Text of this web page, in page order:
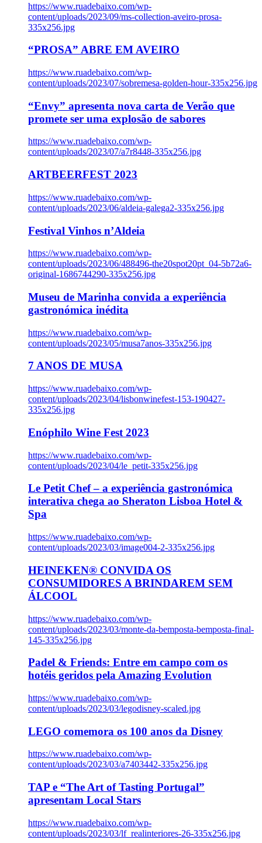
https://www.ruadebaixo.com/wp-
content/uploads/2023/09/ms-collection-aveiro-prosa-
335x256.jpg
“PROSA” ABRE EM AVEIRO
https://www.ruadebaixo.com/wp-
content/uploads/2023/07/sobremesa-golden-hour-335x256.jpg
“Envy” apresenta nova carta de Verão que
promete ser uma explosão de sabores
https://www.ruadebaixo.com/wp-
content/uploads/2023/07/a7r8448-335x256.jpg
ARTBEERFEST 2023
https://www.ruadebaixo.com/wp-
content/uploads/2023/06/aldeia-galega2-335x256.jpg
Festival Vinhos n’Aldeia
https://www.ruadebaixo.com/wp-
content/uploads/2023/06/488496-the20spot20pt_04-5b72a6-
original-1686744290-335x256.jpg
Museu de Marinha convida a experiência
gastronómica inédita
https://www.ruadebaixo.com/wp-
content/uploads/2023/05/musa7anos-335x256.jpg
7 ANOS DE MUSA
https://www.ruadebaixo.com/wp-
content/uploads/2023/04/lisbonwinefest-153-190427-
335x256.jpg
Enóphilo Wine Fest 2023
https://www.ruadebaixo.com/wp-
content/uploads/2023/04/le_petit-335x256.jpg
Le Petit Chef – a experiência gastronómica
interativa chega ao Sheraton Lisboa Hotel &
Spa
https://www.ruadebaixo.com/wp-
content/uploads/2023/03/image004-2-335x256.jpg
HEINEKEN® CONVIDA OS
CONSUMIDORES A BRINDAREM SEM
ÁLCOOL
https://www.ruadebaixo.com/wp-
content/uploads/2023/03/monte-da-bemposta-bemposta-final-
145-335x256.jpg
Padel & Friends: Entre em campo com os
hotéis geridos pela Amazing Evolution
https://www.ruadebaixo.com/wp-
content/uploads/2023/03/legodisney-scaled.jpg
LEGO comemora os 100 anos da Disney
https://www.ruadebaixo.com/wp-
content/uploads/2023/03/a7403442-335x256.jpg
TAP e “The Art of Tasting Portugal”
apresentam Local Stars
https://www.ruadebaixo.com/wp-
content/uploads/2023/03/lf_realinteriores-26-335x256.jpg